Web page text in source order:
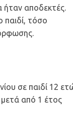
ήταν αποδεκτές.
παιδί, τόσο
σε παιδί 12
από 1 έτος